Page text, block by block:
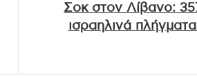
Σοκ στον Λίβανο:
ισραηλινά